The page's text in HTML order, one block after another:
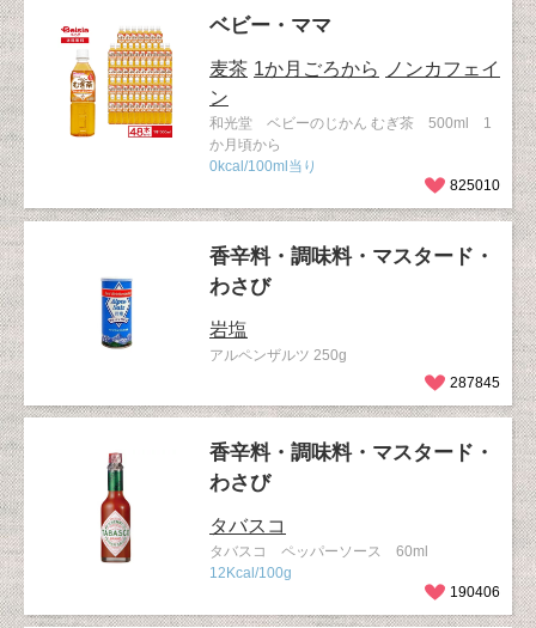
ベビー・ママ
麦茶 1か月ごろから
ノンカフェイ
ン
和光堂 ベビーのじかん むぎ茶 500ml 1
か月頃から
0kcal/100ml当り
825010
香辛料・調味料・マスタード・
わさび
岩塩
アルペンザルツ 250g
287845
香辛料・調味料・マスタード・
わさび
タバスコ
タバスコ ペッパーソース 60ml
12Kcal/100g
190406